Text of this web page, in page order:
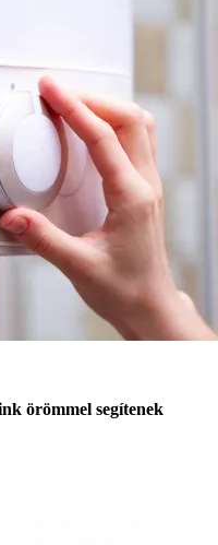
örömmel segítenek